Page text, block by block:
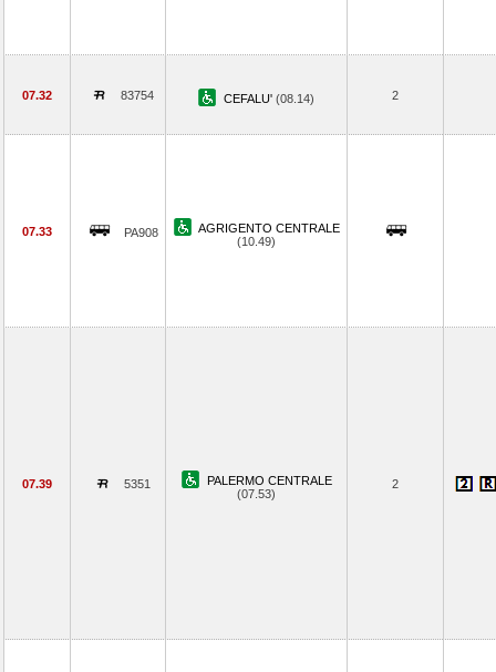
07.32 83754 CEFALU' (08.14) 2
07.33 PA908
AGRIGENTO CENTRALE
(10.49)
07.39 5351
PALERMO CENTRALE
(07.53)
2